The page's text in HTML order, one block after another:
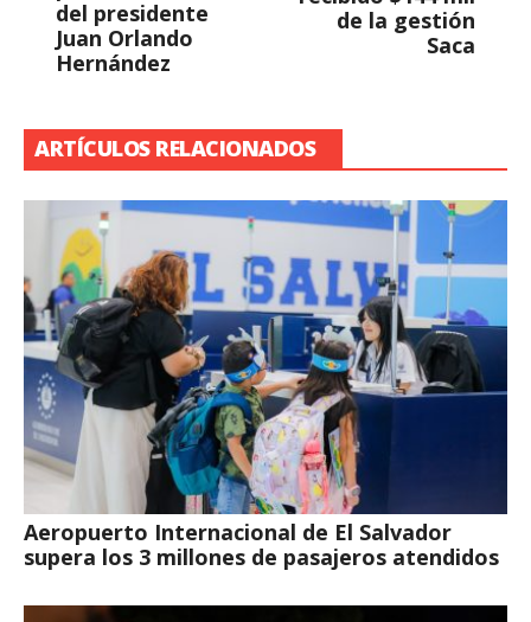
del presidente
Juan Orlando
Hernández
de la gestión
Saca
ARTÍCULOS RELACIONADOS
Aeropuerto Internacional de El Salvador
supera los 3 millones de pasajeros atendidos